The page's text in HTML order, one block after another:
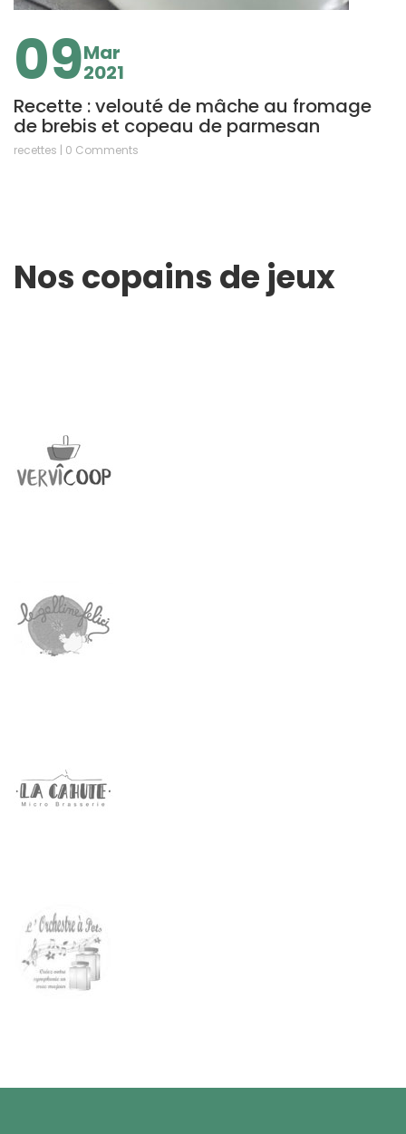
09Mar
2021
Recette : velouté de mâche au fromage
de brebis et copeau de parmesan
recettes | 0 Comments
Nos copains de jeux